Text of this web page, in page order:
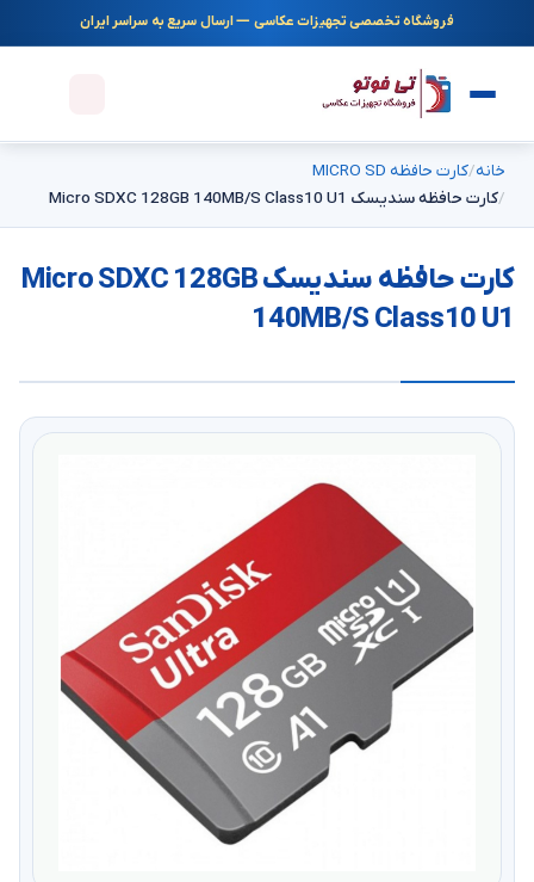
فروشگاه تخصصی تجهیزات عکاسی — ارسال سریع به سراسر ایران
خانه کارت حافظه MICRO SD
کارت حافظه سندیسک Micro SDXC 128GB 140MB/S Class10 U1
کارت حافظه سندیسک Micro SDXC 128GB
140MB/S Class10 U1